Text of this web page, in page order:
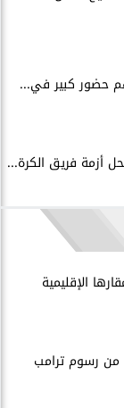
حضور كبير في...
أزمة فريق الكرة...
مقارها الإقليمية
من رسوم ترامب